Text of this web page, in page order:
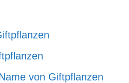
von Giftpflanzen